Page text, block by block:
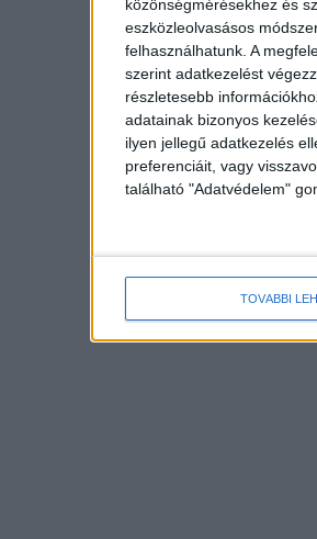
közönségmérésekhez és
eszközleolvasásos
felhasználhatunk. A
szerint adatkezelést
részletesebb
adatainak bizonyos
ilyen jellegű adatkezelés
preferenciáit, vagy
található "Adatvédelem"
TOVÁBBI